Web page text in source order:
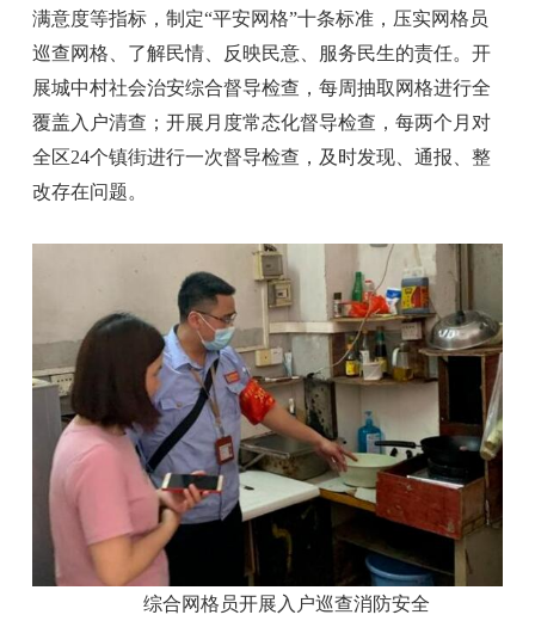
满意度等指标，制定“平安网格”十条标准，压实网格员
巡查网格、了解民情、反映民意、服务民生的责任。开
展城中村社会治安综合督导检查，每周抽取网格进行全
覆盖入户清查；开展月度常态化督导检查，每两个月对
全区24个镇街进行一次督导检查，及时发现、通报、整
改存在问题。
综合网格员开展入户巡查消防安全